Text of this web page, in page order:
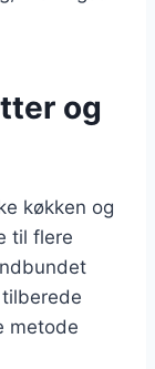
og
køkken og
til flere
metode